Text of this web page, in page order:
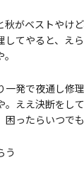
秋がベストやけ
してやると、え
発で夜通し修
。ええ決断をし
ったらいつで
う